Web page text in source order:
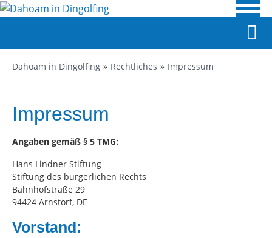
Dahoam in Dingolfing Rechtliches Impressum
Impressum
Angaben gemäß § 5 TMG:
Hans Lindner Stiftung
Stiftung des bürgerlichen Rechts
Bahnhofstraße 29
94424 Arnstorf, DE
Vorstand: